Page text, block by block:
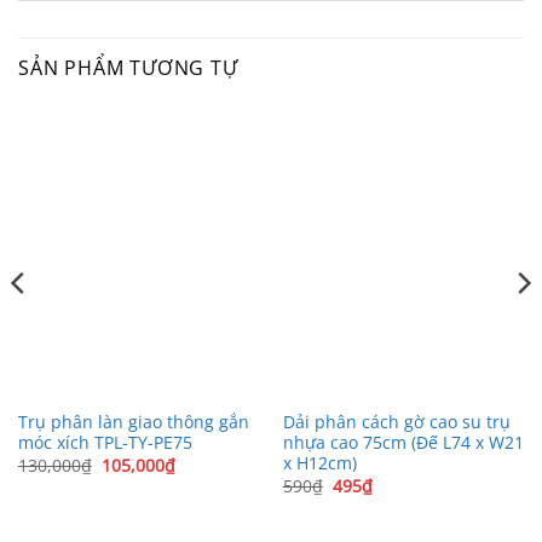
SẢN PHẨM TƯƠNG TỰ
Trụ phân làn giao thông gắn
móc xích TPL-TY-PE75
130,000₫ Giá
gốc
105,000₫Giá
hiện
Dải phân cách gờ cao su trụ
nhựa cao 75cm (Đế L74 x W21
x H12cm)
590₫ Giá
gốc
495₫Giá
hiện